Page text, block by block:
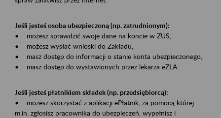
Jeśli jesteś osoba ubezpieczoną (np. zatrudnionym):
• możesz sprawdzić swoje dane na koncie w ZUS,
• możesz wysłać wnioski do Zakładu,
• masz dostęp do informacji o stanie konta ubezpieczonego,
• masz dostęp do wystawionych przez lekarza eZLA.
Jeśli jesteś płatnikiem składek (np. przedsiębiorcą):
• możesz skorzystać z aplikacji ePłatnik, za pomocą której
m.in. zgłosisz pracownika do ubezpieczeń, wypełnisz i